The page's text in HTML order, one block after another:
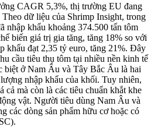
CAGR 5,3%, thị trường EU đang
dữ liệu của Shrimp Insight, trong
nhập khẩu khoảng 374.500 tấn tôm
biến giá trị gia tăng, tăng 18% so với
khẩu đạt 2,35 tỷ euro, tăng 21%. Đây
cầu tiêu thụ tôm tại nhiều nền kinh tế
biệt ở Nam Âu và Tây Bắc Âu là hai
nhập khẩu của khối. Tuy nhiên,
cả mà còn là các tiêu chuẩn khắt khe
vật. Người tiêu dùng Nam Âu và
các dòng sản phẩm hữu cơ hoặc có